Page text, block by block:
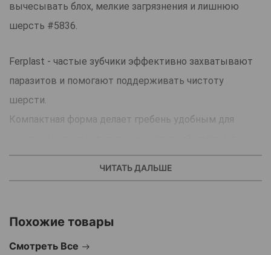
вычесывать блох, мелкие загрязнения и лишнюю
шерсть #5836.
Ferplast - частые зубчики эффективно захватывают
паразитов и помогают поддерживать чистоту
шерсти.
Компактная форма делает гребень удобным для
легко очищается после процедуры.
Подходит для регулярного ухода за шерстью и
Страна - производитель: Италия.
ЧИТАТЬ ДАЛЬШЕ
Похожие товары
Смотреть Все